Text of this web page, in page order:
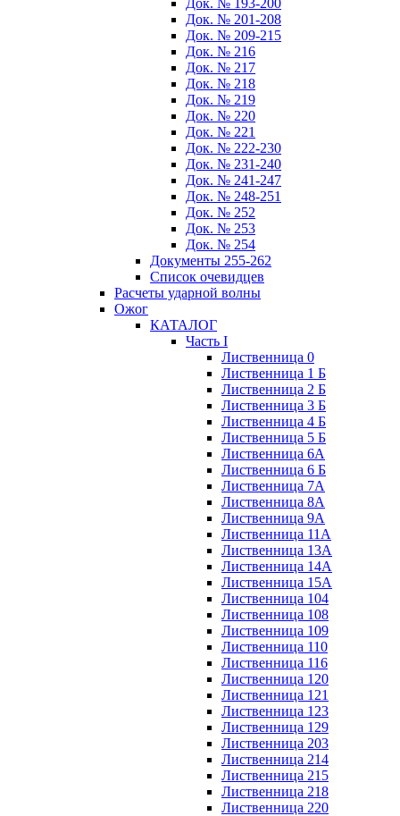
Док. № 193-200
Док. № 201-208
Док. № 209-215
Док. № 216
Док. № 217
Док. № 218
Док. № 219
Док. № 220
Док. № 221
Док. № 222-230
Док. № 231-240
Док. № 241-247
Док. № 248-251
Док. № 252
Док. № 253
Док. № 254
Документы 255-262
Список очевидцев
Расчеты ударной волны
Ожог
КАТАЛОГ
Часть I
Лиственница 0
Лиственница 1 Б
Лиственница 2 Б
Лиственница 3 Б
Лиственница 4 Б
Лиственница 5 Б
Лиственница 6А
Лиственница 6 Б
Лиственница 7А
Лиственница 8А
Лиственница 9А
Лиственница 11А
Лиственница 13А
Лиственница 14А
Лиственница 15А
Лиственница 104
Лиственница 108
Лиственница 109
Лиственница 110
Лиственница 116
Лиственница 120
Лиственница 121
Лиственница 123
Лиственница 129
Лиственница 203
Лиственница 214
Лиственница 215
Лиственница 218
Лиственница 220